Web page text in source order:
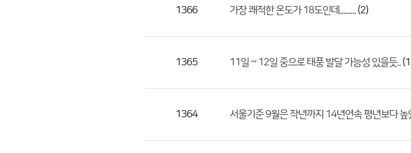
로
제
1366 가장 쾌적한 온도가 18도인데......... (2)
1365 11일 ~ 12일 중으로 태풍 발달 가능성 있을듯..
1364 서울기준 9월은 작년까지 14년연속 평년보다 높